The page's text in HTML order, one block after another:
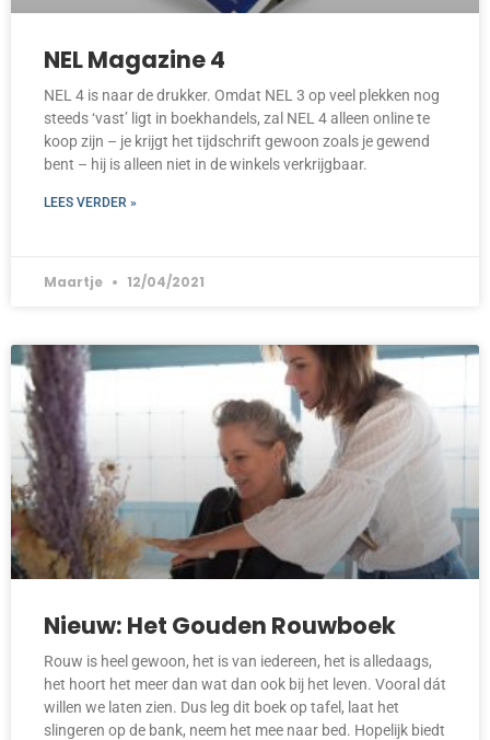
NEL Magazine 4
NEL 4 is naar de drukker. Omdat NEL 3 op veel plekken nog
steeds ‘vast’ ligt in boekhandels, zal NEL 4 alleen online te
koop zijn – je krijgt het tijdschrift gewoon zoals je gewend
bent – hij is alleen niet in de winkels verkrijgbaar.
LEES VERDER »
Maartje 12/04/2021
Nieuw: Het Gouden Rouwboek
Rouw is heel gewoon, het is van iedereen, het is alledaags,
het hoort het meer dan wat dan ook bij het leven. Vooral dát
willen we laten zien. Dus leg dit boek op tafel, laat het
slingeren op de bank, neem het mee naar bed. Hopelijk biedt